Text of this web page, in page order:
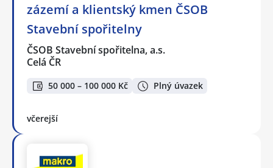
zázemí a klientský kmen ČSOB
Stavební spořitelny
ČSOB Stavební spořitelna, a.s.
Celá ČR
50 000 – 100 000 Kč Plný úvazek
včerejší